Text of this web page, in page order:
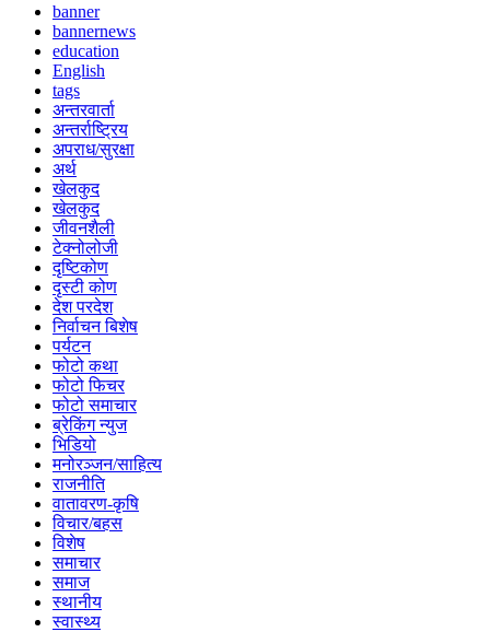
banner
bannernews
education
English
tags
अन्तरवार्ता
अन्तर्राष्ट्रिय
अपराध/सुरक्षा
अर्थ
खेलकुद
खेलकुद
जीवनशैली
टेक्नोलोजी
दृष्टिकोण
दृस्टी कोण
देश परदेश
निर्वाचन बिशेष
पर्यटन
फोटो कथा
फोटो फिचर
फोटो समाचार
ब्रेकिंग न्युज
भिडियो
मनोरञ्जन/साहित्य
राजनीति
वातावरण-कृषि
विचार/बहस
विशेष
समाचार
समाज
स्थानीय
स्वास्थ्य